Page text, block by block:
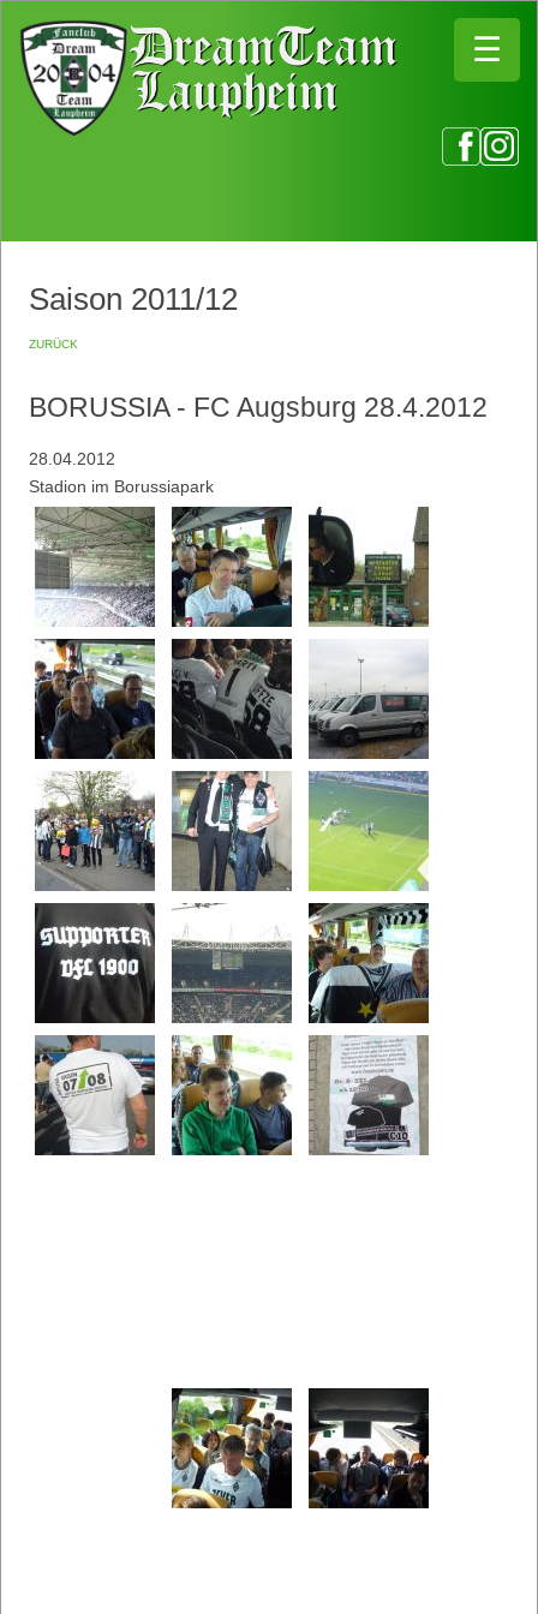
☰
☰
Saison 2011/12
zurück
BORUSSIA - FC Augsburg 28.4.2012
28.04.2012
Stadion im Borussiapark